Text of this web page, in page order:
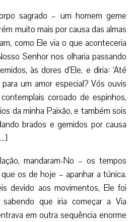
sagrado – um homem geme
muito mais por causa das almas
como Ele via o que aconteceria
Senhor nos olharia passando
às dores d’Ele, e diria: ‘Até
um amor especial? Vós ouvis
coroado de espinhos,
da minha Paixão, e também sois
brados e gemidos por causa
mandaram-No – os tempos
os de hoje – apanhar a túnica.
devido aos movimentos, Ele foi
que iria começar a Via
em outra sequência enorme